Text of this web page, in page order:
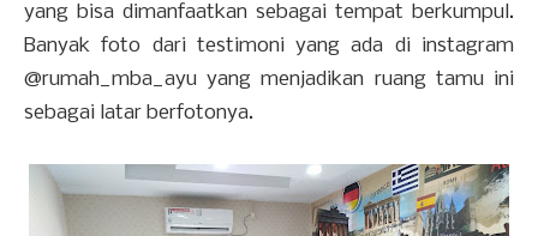
yang bisa dimanfaatkan sebagai tempat berkumpul.
Banyak foto dari testimoni yang ada di instagram
@rumah_mba_ayu yang menjadikan ruang tamu ini
sebagai latar berfotonya.